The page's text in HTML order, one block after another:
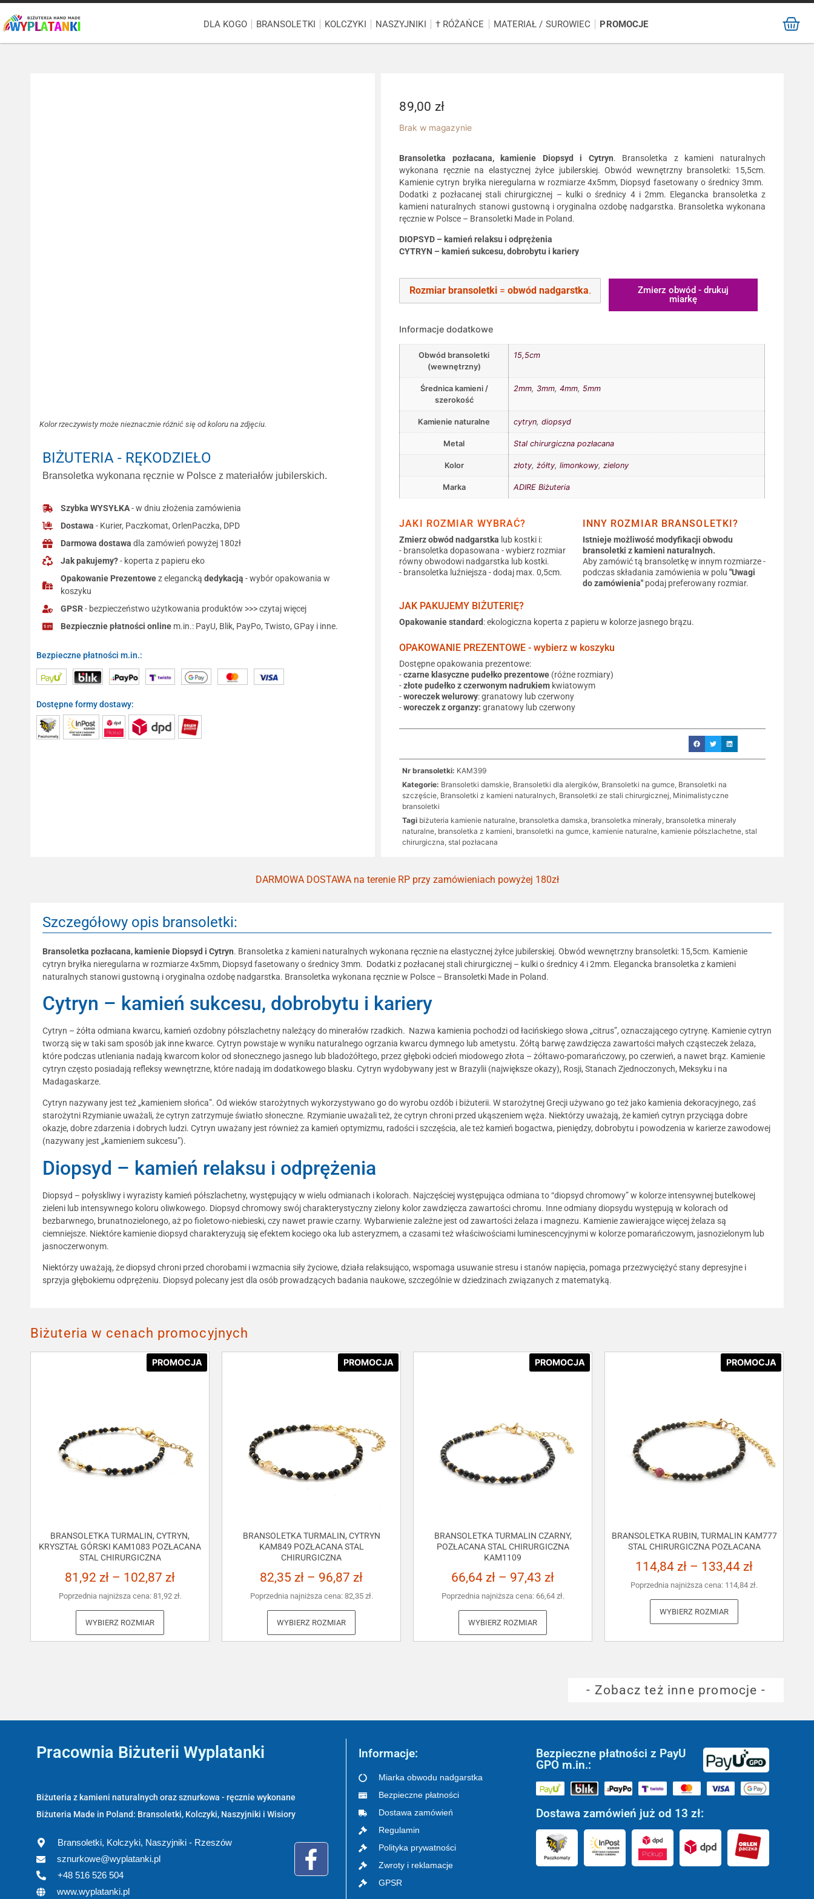
DLA KOGO BRANSOLETKI KOLCZYKI NASZYJNIKI † RÓŻAŃCE MATERIAŁ / SUROWIEC PROMOCJE
Kolor rzeczywisty może nieznacznie różnić się od koloru na zdjęciu.
BIŻUTERIA - RĘKODZIEŁO
Bransoletka wykonana ręcznie w Polsce z materiałów jubilerskich.
Szybka WYSYŁKA- w dniu złożenia zamówienia
Dostawa - Kurier, Paczkomat, OrlenPaczka, DPD
Darmowa dostawa dla zamówień powyżej 180zł
Jak pakujemy?- koperta z papieru eko
Opakowanie Prezentowez eleganckądedykacją - wybór opakowania w
koszyku
GPSR- bezpieczeństwo użytkowania produktów >>> czytaj więcej
Bezpiecznie płatności online m.in.: PayU, Blik, PayPo, Twisto, GPay i inne.
Bezpieczne płatności m.in.:
Dostępne formy dostawy:
89,00 zł
Brak w magazynie
Bransoletka pozłacana, kamienie Diopsyd i Cytryn. Bransoletka z kamieni naturalnych
wykonana ręcznie na elastycznej żyłce jubilerskiej. Obwód wewnętrzny bransoletki: 15,5cm.
Kamienie cytryn bryłka nieregularna w rozmiarze 4x5mm, Diopsyd fasetowany o średnicy 3mm.
Dodatki z pozłacanej stali chirurgicznej – kulki o średnicy 4 i 2mm. Elegancka bransoletka z
kamieni naturalnych stanowi gustowną i oryginalna ozdobę nadgarstka. Bransoletka wykonana
ręcznie w Polsce – Bransoletki Made in Poland.
DIOPSYD – kamień relaksu i odprężenia
CYTRYN – kamień sukcesu, dobrobytu i kariery
Rozmiar bransoletki= obwód nadgarstka.
Zmierz obwód - drukuj
miarkę
Informacje dodatkowe
Obwód bransoletki
(wewnętrzny)
15,5cm
Średnica kamieni /
szerokość
2mm,3mm,4mm,5mm
Kamienie naturalne cytryn,diopsyd
Metal Stal chirurgiczna pozłacana
Kolor złoty,żółty,limonkowy,zielony
Marka ADIRE Biżuteria
JAKI ROZMIAR WYBRAĆ?
Zmierz obwód nadgarstka lub kostki i:
- bransoletka dopasowana - wybierz rozmiar
równy obwodowi nadgarstka lub kostki.
- bransoletka luźniejsza - dodaj max. 0,5cm.
INNY ROZMIAR BRANSOLETKI?
Istnieje możliwość modyfikacji obwodu
bransoletki z kamieni naturalnych.
Aby zamówić tą bransoletkę w innym rozmiarze -
podczas składania zamówienia w polu "Uwagi
do zamówienia"podaj preferowany rozmiar.
JAK PAKUJEMY BIŻUTERIĘ?
Opakowanie standard: ekologiczna koperta z papieru w kolorze jasnego brązu.
OPAKOWANIE PREZENTOWE - wybierz w koszyku
Dostępne opakowania prezentowe:
-czarne klasyczne pudełko prezentowe (różne rozmiary)
-złote pudełko z czerwonym nadrukiem kwiatowym
-woreczek welurowy: granatowy lub czerwony
-woreczek z organzy: granatowy lub czerwony
Nr bransoletki: KAM399
Kategorie: Bransoletki damskie Bransoletki dla alergików Bransoletki na gumce Bransoletki na
szczęście Bransoletki z kamieni naturalnych Bransoletki ze stali chirurgicznej Minimalistyczne
bransoletki
Tagi biżuteria kamienie naturalne bransoletka damska bransoletka minerały bransoletka minerały
naturalne bransoletka z kamieni bransoletki na gumce kamienie naturalne kamienie półszlachetne stal
chirurgiczna stal pozłacana
DARMOWA DOSTAWA na terenie RP przy zamówieniach powyżej 180zł
Szczegółowy opis bransoletki:
Bransoletka pozłacana, kamienie Diopsyd i Cytryn. Bransoletka z kamieni naturalnych wykonana ręcznie na elastycznej żyłce jubilerskiej. Obwód wewnętrzny bransoletki: 15,5cm. Kamienie
cytryn bryłka nieregularna w rozmiarze 4x5mm, Diopsyd fasetowany o średnicy 3mm. Dodatki z pozłacanej stali chirurgicznej – kulki o średnicy 4 i 2mm. Elegancka bransoletka z kamieni
naturalnych stanowi gustowną i oryginalna ozdobę nadgarstka. Bransoletka wykonana ręcznie w Polsce – Bransoletki Made in Poland.
Cytryn – kamień sukcesu, dobrobytu i kariery
Cytryn – żółta odmiana kwarcu, kamień ozdobny półszlachetny należący do minerałów rzadkich. Nazwa kamienia pochodzi od łacińskiego słowa „citrus”, oznaczającego cytrynę. Kamienie cytryn
tworzą się w taki sam sposób jak inne kwarce. Cytryn powstaje w wyniku naturalnego ogrzania kwarcu dymnego lub ametystu. Żółtą barwę zawdzięcza zawartości małych cząsteczek żelaza,
które podczas utleniania nadają kwarcom kolor od słonecznego jasnego lub bladożółtego, przez głęboki odcień miodowego złota – żółtawo-pomarańczowy, po czerwień, a nawet brąz. Kamienie
cytryn często posiadają refleksy wewnętrzne, które nadają im dodatkowego blasku. Cytryn wydobywany jest w Brazylii (największe okazy), Rosji, Stanach Zjednoczonych, Meksyku i na
Madagaskarze.
Cytryn nazywany jest też „kamieniem słońca”. Od wieków starożytnych wykorzystywano go do wyrobu ozdób i biżuterii. W starożytnej Grecji używano go też jako kamienia dekoracyjnego, zaś
starożytni Rzymianie uważali, że cytryn zatrzymuje światło słoneczne. Rzymianie uważali też, że cytryn chroni przed ukąszeniem węża. Niektórzy uważają, że kamień cytryn przyciąga dobre
okazje, dobre zdarzenia i dobrych ludzi. Cytryn uważany jest również za kamień optymizmu, radości i szczęścia, ale też kamień bogactwa, pieniędzy, dobrobytu i powodzenia w karierze zawodowej
(nazywany jest „kamieniem sukcesu”).
Diopsyd – kamień relaksu i odprężenia
Diopsyd – połyskliwy i wyrazisty kamień półszlachetny, występujący w wielu odmianach i kolorach. Najczęściej występująca odmiana to “diopsyd chromowy” w kolorze intensywnej butelkowej
zieleni lub intensywnego koloru oliwkowego. Diopsyd chromowy swój charakterystyczny zielony kolor zawdzięcza zawartości chromu. Inne odmiany diopsydu występują w kolorach od
bezbarwnego, brunatnozielonego, aż po fioletowo-niebieski, czy nawet prawie czarny. Wybarwienie zależne jest od zawartości żelaza i magnezu. Kamienie zawierające więcej żelaza są
ciemniejsze. Niektóre kamienie diopsyd charakteryzują się efektem kociego oka lub asteryzmem, a czasami też właściwościami luminescencyjnymi w kolorze pomarańczowym, jasnozielonym lub
jasnoczerwonym.
Niektórzy uważają, że diopsyd chroni przed chorobami i wzmacnia siły życiowe, działa relaksująco, wspomaga usuwanie stresu i stanów napięcia, pomaga przezwyciężyć stany depresyjne i
sprzyja głębokiemu odprężeniu. Diopsyd polecany jest dla osób prowadzących badania naukowe, szczególnie w dziedzinach związanych z matematyką.
Biżuteria w cenach promocyjnych
PROMOCJA
BRANSOLETKA TURMALIN, CYTRYN,
KRYSZTAŁ GÓRSKI KAM1083 POZŁACANA
STAL CHIRURGICZNA
81,92 zł – 102,87 zł
Poprzednia najniższa cena: 81,92 zł.
WYBIERZ ROZMIAR
PROMOCJA
BRANSOLETKA TURMALIN, CYTRYN
KAM849 POZŁACANA STAL
CHIRURGICZNA
82,35 zł – 96,87 zł
Poprzednia najniższa cena: 82,35 zł.
WYBIERZ ROZMIAR
PROMOCJA
BRANSOLETKA TURMALIN CZARNY,
POZŁACANA STAL CHIRURGICZNA
KAM1109
66,64 zł – 97,43 zł
Poprzednia najniższa cena: 66,64 zł.
WYBIERZ ROZMIAR
PROMOCJA
BRANSOLETKA RUBIN, TURMALIN KAM777
STAL CHIRURGICZNA POZŁACANA
114,84 zł – 133,44 zł
Poprzednia najniższa cena: 114,84 zł.
WYBIERZ ROZMIAR
- Zobacz też inne promocje -
Pracownia Biżuterii Wyplatanki
Biżuteria z kamieni naturalnych oraz sznurkowa - ręcznie wykonane
Biżuteria Made in Poland: Bransoletki, Kolczyki, Naszyjniki i Wisiory
Bransoletki, Kolczyki, Naszyjniki - Rzeszów
sznurkowe@wyplatanki.pl
+48 516 526 504
www.wyplatanki.pl
Informacje:
Miarka obwodu nadgarstka
Bezpieczne płatności
Dostawa zamówień
Regulamin
Polityka prywatności
Zwroty i reklamacje
GPSR
Bezpieczne płatności z PayU
GPO m.in.:
Dostawa zamówień już od 13 zł: